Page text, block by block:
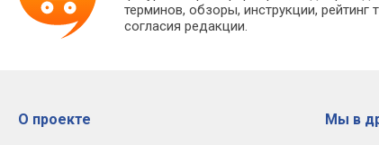
терминов, обзоры, инструкции,
согласия редакции.
О проекте Мы в